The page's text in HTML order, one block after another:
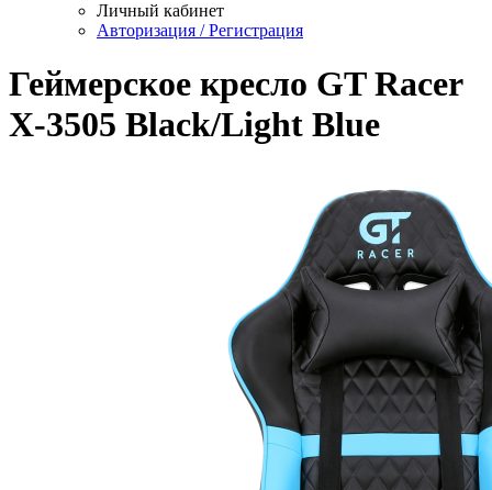
Личный кабинет
Авторизация / Регистрация
Геймерское кресло GT Racer
X-3505 Black/Light Blue